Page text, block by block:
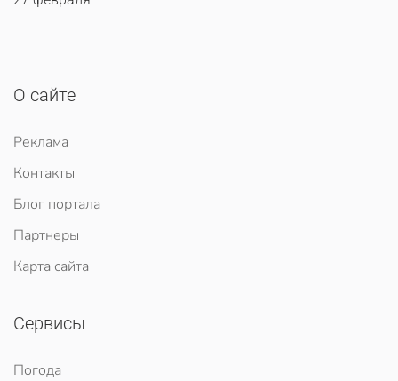
О сайте
Реклама
Контакты
Блог портала
Партнеры
Карта сайта
Сервисы
Погода